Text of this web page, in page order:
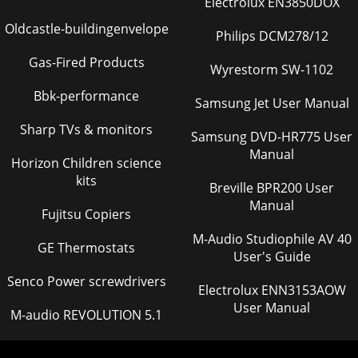
Menu Indhold Play/StopImage ResetBilledparametre
udskiftes med fabriksstandardværdier.Color
Resetfarveparametre udskiftes medfabriksstandardværdier.
Page 53
1.Når menuen for skærmindstillinger er deaktiveret: Brug
denne knap til at åbne OSD og aktivere et fremhævet
Menu IndholdAUTO Når du trykker på knappen 'AUTO',
vises skærmen Auto Adjustment (Automatisk justering) på
Menu IndholdOSD Lock & UnlockHvis du trykker på
knappen "MENU" i mere end 5 sekunder, låses OSD-
funktionen (eller låses op). MagicBrig
Page 56
Oldcastle-buildingenvelope
Gas-Fired Products
Bbk-performance
Sharp TVs & monitors
Horizon Children science
kits
Fujitsu Copiers
GE Thermostats
Senco Power screwdrivers
M-audio REVOLUTION 5.1
Philips DCM278/12
Wyrestorm SW-1102
Samsung Jet User Manual
Samsung DVD-HR775 User
Manual
Breville BPR200 User
Manual
M-Audio Studiophile AV 40
User's Guide
Electrolux ENN3153AOW
User Manual